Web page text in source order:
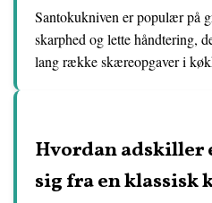
Santokukniven er populær på
skarphed og lette håndtering,
lang række skæreopgaver i
Hvordan adskiller
sig fra en klassisk